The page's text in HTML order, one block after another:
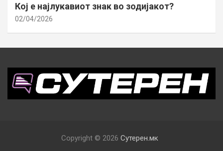
Кој е најлукавиот знак во зодијакот?
02/04/2026
Copyright © 2026 Сутерен.мк